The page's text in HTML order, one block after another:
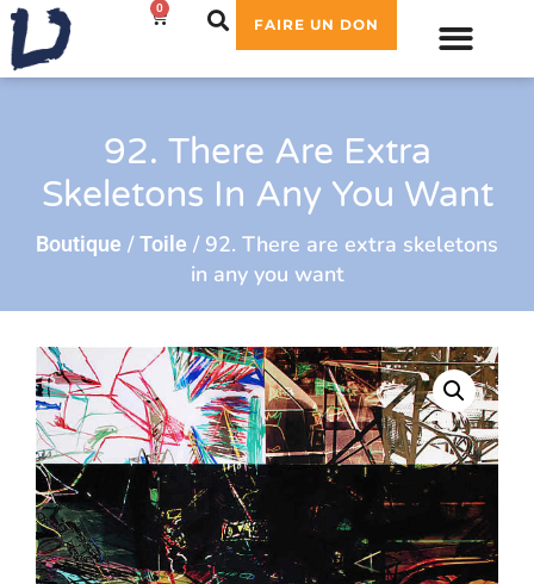
€ 0
FAIRE UN DON
92. There Are Extra
Skeletons In Any You Want
Boutique /Toile / 92. There are extra skeletons
in any you want